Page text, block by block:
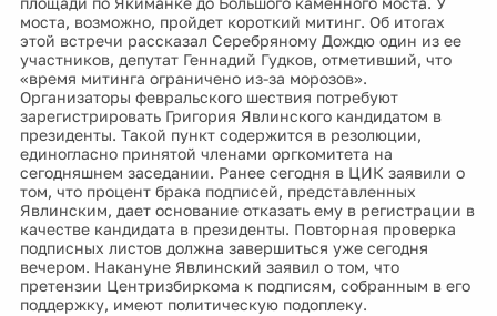
моста, возможно, пройдет короткий митинг. Об итогах
этой встречи рассказал Серебряному Дождю один из ее
участников, депутат Геннадий Гудков, отметивший, что
«время митинга ограничено из-за морозов».
Организаторы февральского шествия потребуют
зарегистрировать Григория Явлинского кандидатом в
президенты. Такой пункт содержится в резолюции,
единогласно принятой членами оргкомитета на
сегодняшнем заседании. Ранее сегодня в ЦИК заявили о
том, что процент брака подписей, представленных
Явлинским, дает основание отказать ему в регистрации в
качестве кандидата в президенты. Повторная проверка
подписных листов должна завершиться уже сегодня
вечером. Накануне Явлинский заявил о том, что
претензии Центризбиркома к подписям, собранным в его
поддержку, имеют политическую подоплеку.